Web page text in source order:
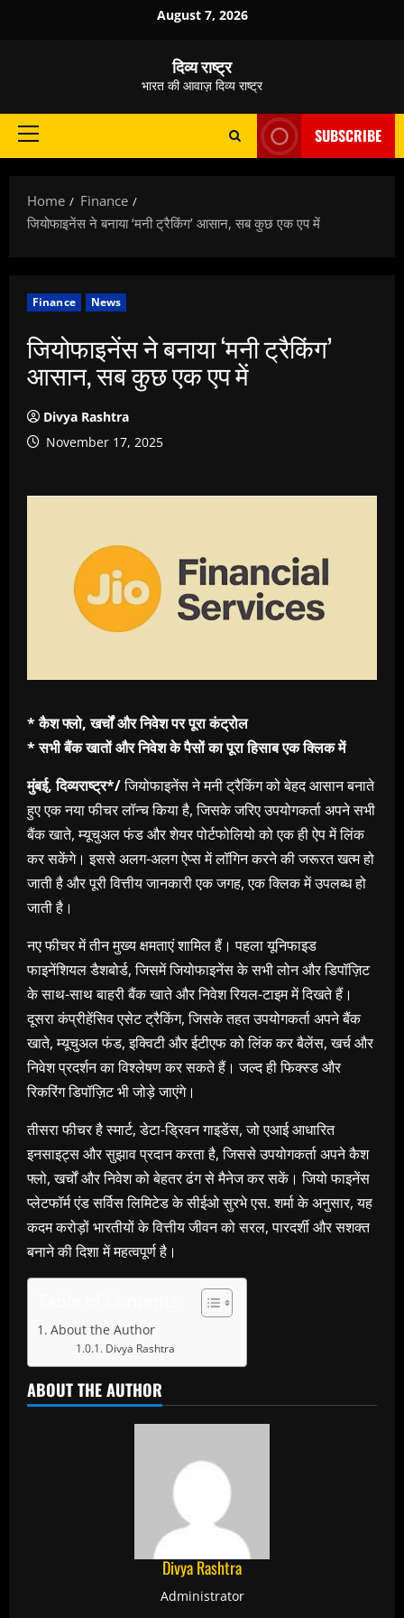
August 7, 2026
दिव्य राष्ट्र
भारत की आवाज़ दिव्य राष्ट्र
Primary
SUBSCRIBE
Home
Finance
जियोफाइनेंस ने बनाया ‘मनी ट्रैकिंग’ आसान, सब कुछ एक एप में
Finance News
जियोफाइनेंस ने बनाया ‘मनी ट्रैकिंग’
आसान, सब कुछ एक एप में
Divya Rashtra
November 17, 2025
* कैश फ्लो, खर्चों और निवेश पर पूरा कंट्रोल
* सभी बैंक खातों और निवेश के पैसों का पूरा हिसाब एक क्लिक में
मुंबई, दिव्यराष्ट्र*/जियोफाइनेंस ने मनी ट्रैकिंग को बेहद आसान बनाते
हुए एक नया फीचर लॉन्च किया है, जिसके जरिए उपयोगकर्ता अपने सभी
बैंक खाते, म्यूचुअल फंड और शेयर पोर्टफोलियो को एक ही ऐप में लिंक
कर सकेंगे। इससे अलग-अलग ऐप्स में लॉगिन करने की जरूरत खत्म हो
जाती है और पूरी वित्तीय जानकारी एक जगह, एक क्लिक में उपलब्ध हो
जाती है।
नए फीचर में तीन मुख्य क्षमताएं शामिल हैं। पहला यूनिफाइड
फाइनेंशियल डैशबोर्ड, जिसमें जियोफाइनेंस के सभी लोन और डिपॉज़िट
के साथ-साथ बाहरी बैंक खाते और निवेश रियल-टाइम में दिखते हैं।
दूसरा कंप्रीहेंसिव एसेट ट्रैकिंग, जिसके तहत उपयोगकर्ता अपने बैंक
खाते, म्यूचुअल फंड, इक्विटी और ईटीएफ को लिंक कर बैलेंस, खर्च और
निवेश प्रदर्शन का विश्लेषण कर सकते हैं। जल्द ही फिक्स्ड और
रिकरिंग डिपॉज़िट भी जोड़े जाएंगे।
तीसरा फीचर है स्मार्ट, डेटा-ड्रिवन गाइडेंस, जो एआई आधारित
इनसाइट्स और सुझाव प्रदान करता है, जिससे उपयोगकर्ता अपने कैश
फ्लो, खर्चों और निवेश को बेहतर ढंग से मैनेज कर सकें। जियो फाइनेंस
प्लेटफॉर्म एंड सर्विस लिमिटेड के सीईओ सुरभे एस. शर्मा के अनुसार, यह
कदम करोड़ों भारतीयों के वित्तीय जीवन को सरल, पारदर्शी और सशक्त
बनाने की दिशा में महत्वपूर्ण है।
About the Author
Divya Rashtra
ABOUT THE AUTHOR
Divya Rashtra
Administrator